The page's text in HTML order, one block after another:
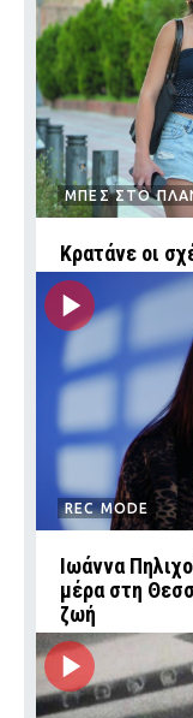
ΜΠΕΣ ΣΤΟ
Κρατάνε οι
REC MODE
Ιωάννα
μέρα στη
ζωή